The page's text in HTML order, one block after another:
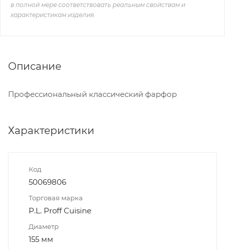
в полной мере соответствовать реальным свойствам и
характеристикам изделия.
Описание
Профессиональный классический фарфор
Характеристики
Код
50069806
Торговая марка
P.L. Proff Cuisine
Диаметр
155 мм